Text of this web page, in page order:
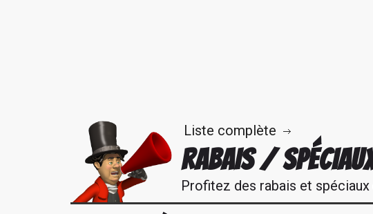
Liste complète
RABAIS /
Profitez des rabais et